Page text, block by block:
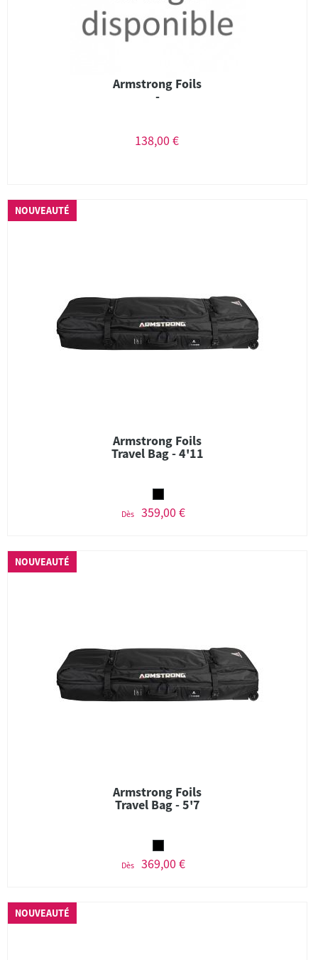
Armstrong Foils
-
138,00 €
NOUVEAUTÉ
Armstrong Foils
Travel Bag - 4'11
Dès 359,00 €
NOUVEAUTÉ
Armstrong Foils
Travel Bag - 5'7
Dès 369,00 €
NOUVEAUTÉ